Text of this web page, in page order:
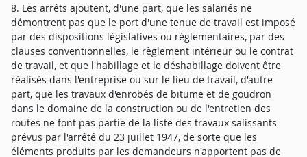
8. Les arrêts ajoutent, d'une part, que les salariés ne
démontrent pas que le port d'une tenue de travail est imposé
par des dispositions législatives ou réglementaires, par des
clauses conventionnelles, le règlement intérieur ou le contrat
de travail, et que l'habillage et le déshabillage doivent être
réalisés dans l'entreprise ou sur le lieu de travail, d'autre
part, que les travaux d'enrobés de bitume et de goudron
dans le domaine de la construction ou de l'entretien des
routes ne font pas partie de la liste des travaux salissants
prévus par l'arrêté du 23 juillet 1947, de sorte que les
éléments produits par les demandeurs n'apportent pas de